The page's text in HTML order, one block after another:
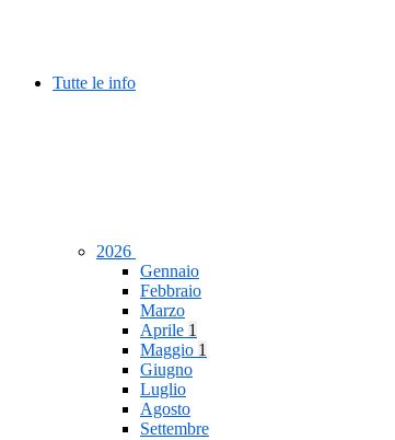
Tutte le info
2026
Gennaio
Febbraio
Marzo
Aprile 1
Maggio 1
Giugno
Luglio
Agosto
Settembre